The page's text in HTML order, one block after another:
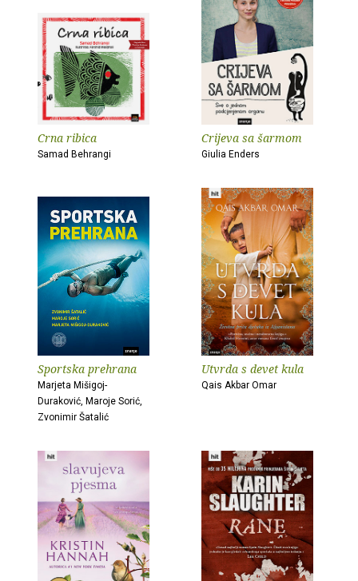
Crna ribica
Samad Behrangi
Crijeva sa šarmom
Giulia Enders
Sportska prehrana
Marjeta Mišigoj-
Duraković, Maroje Sorić,
Zvonimir Šatalić
Utvrda s devet kula
Qais Akbar Omar